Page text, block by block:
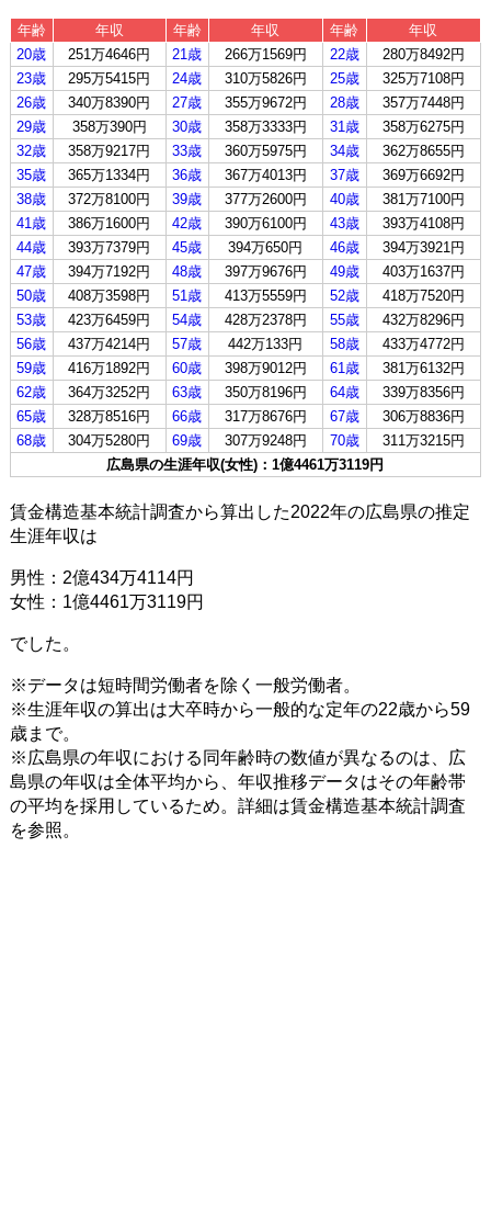
年齢 年収 年齢 年収 年齢
年収
20歳
251万4646円 21歳 266万1569円 22歳
280万8492円
23歳
295万5415円 24歳 310万5826円 25歳
325万7108円
26歳
340万8390円 27歳 355万9672円 28歳
357万7448円
29歳
358万390円 30歳 358万3333円 31歳
358万6275円
32歳
358万9217円 33歳 360万5975円 34歳
362万8655円
35歳
365万1334円 36歳 367万4013円 37歳
369万6692円
38歳
372万8100円 39歳 377万2600円 40歳
381万7100円
41歳
386万1600円 42歳 390万6100円 43歳
393万4108円
44歳
393万7379円 45歳 394万650円 46歳
394万3921円
47歳
394万7192円 48歳 397万9676円 49歳
403万1637円
50歳
408万3598円 51歳 413万5559円 52歳
418万7520円
53歳
423万6459円 54歳 428万2378円 55歳
432万8296円
56歳
437万4214円 57歳 442万133円 58歳
433万4772円
59歳
416万1892円 60歳 398万9012円 61歳
381万6132円
62歳
364万3252円 63歳 350万8196円 64歳
339万8356円
65歳
328万8516円 66歳 317万8676円 67歳
306万8836円
68歳
304万5280円 69歳 307万9248円 70歳
311万3215円
広島県の生涯年収(女性)：1億4461万3119円
賃金構造基本統計調査から算出した2022年の広島県の推定
生涯年収は
男性：2億434万4114円
女性：1億4461万3119円
でした。
※データは短時間労働者を除く一般労働者。
※生涯年収の算出は大卒時から一般的な定年の22歳から59
歳まで。
※広島県の年収における同年齢時の数値が異なるのは、広
島県の年収は全体平均から、年収推移データはその年齢帯
の平均を採用しているため。詳細は賃金構造基本統計調査
を参照。